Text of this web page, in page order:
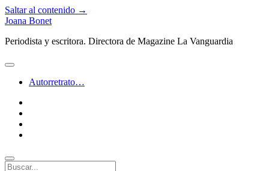
Saltar al contenido →
Joana Bonet
Periodista y escritora. Directora de Magazine La Vanguardia
abrir
Autorretrato…
Buscar